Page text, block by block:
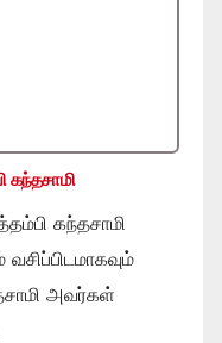
கந்தசாமி
கந்தசாமி
வசிப்பிடமாகவும்
அவர்கள்